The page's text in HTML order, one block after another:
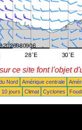
ce site font l'objet
Nord Amérique centrale
jours Climat Cyclones